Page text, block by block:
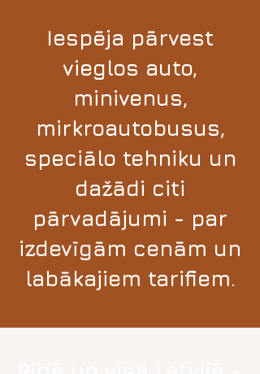
Iespēja pārvest
vieglos auto,
minivenus,
mirkroautobusus,
speciālo tehniku un
dažādi citi
pārvadājumi - par
izdevīgām cenām un
labākajiem tarifiem.